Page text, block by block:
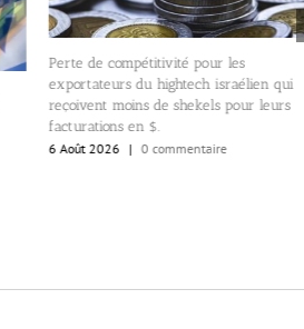
Perte de compétitivité pour les
exportateurs du hightech israélien qui
reçoivent moins de shekels pour leurs
facturations en $.
6 Août 2026 | 0 commentaire